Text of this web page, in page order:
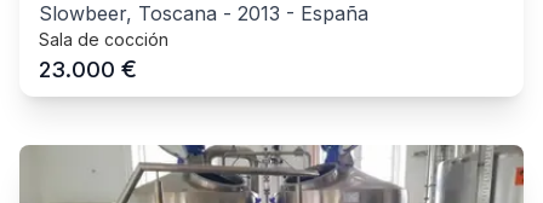
Slowbeer, Toscana - 2013 - España
Sala de cocción
23.000 €